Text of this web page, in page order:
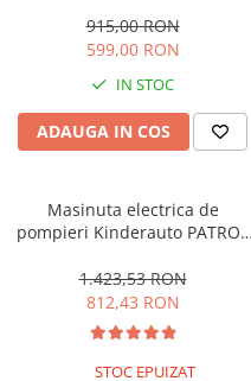
915,00 RON
599,00 RON
IN STOC
ADAUGA IN COS
Masinuta electrica de
pompieri Kinderauto PATROL
1.423,53 RON
812,43 RON
STOC EPUIZAT